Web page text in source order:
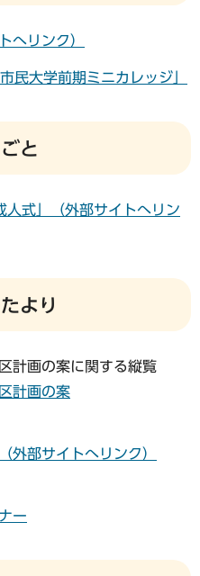
へリンク）
大学前期ミニカレッジ」
と
人式」（外部サイトへリン
より
計画の案に関する縦覧
計画の案
外部サイトへリンク）
ー